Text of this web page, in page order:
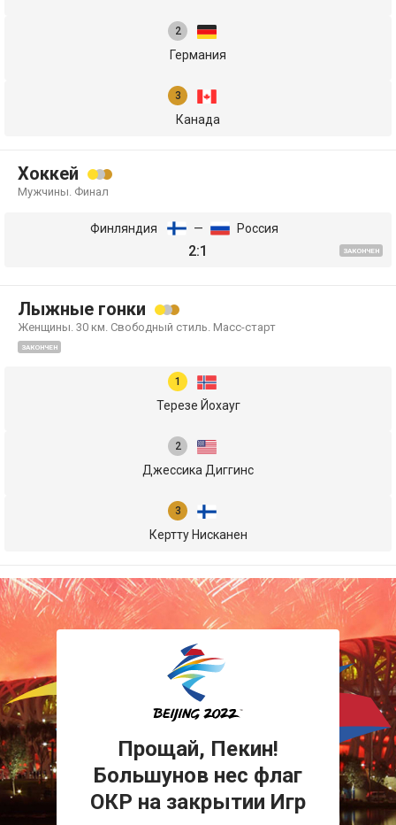
Германия
Канада
Хоккей
Мужчины. Финал
Финляндия — Россия
2:1 ЗАКОНЧЕН
Лыжные гонки
Женщины. 30 км. Свободный стиль. Масс-старт
ЗАКОНЧЕН
Терезе Йохауг
Джессика Диггинс
Кертту Нисканен
Прощай, Пекин!
Большунов нес флаг
ОКР на закрытии Игр